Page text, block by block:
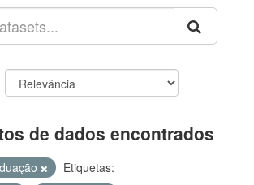
de dados encontrados
Etiquetas: